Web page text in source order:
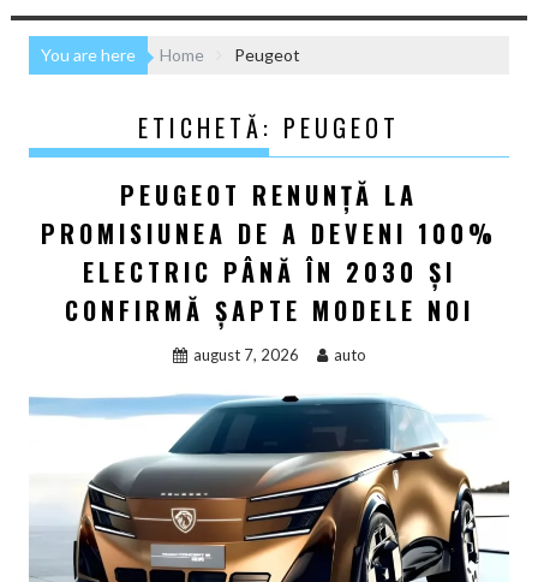
You are here Home Peugeot
ETICHETĂ: PEUGEOT
PEUGEOT RENUNȚĂ LA
PROMISIUNEA DE A DEVENI 100%
ELECTRIC PÂNĂ ÎN 2030 ȘI
CONFIRMĂ ȘAPTE MODELE NOI
august 7, 2026 auto